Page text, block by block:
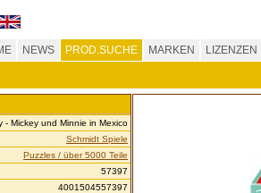
NEWS PROD.SUCHE MARKEN LIZENZEN
- Mickey und Minnie in Mexico
Schmidt Spiele
Puzzles / über 5000 Teile
57397
4001504557397